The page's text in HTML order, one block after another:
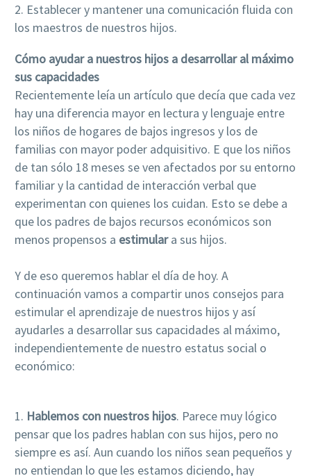
2. Establecer y mantener una comunicación fluida con
los maestros de nuestros hijos.
Cómo ayudar a nuestros hijos a desarrollar al máximo
sus capacidades
Recientemente leía un artículo que decía que cada vez
hay una diferencia mayor en lectura y lenguaje entre
los niños de hogares de bajos ingresos y los de
familias con mayor poder adquisitivo. E que los niños
de tan sólo 18 meses se ven afectados por su entorno
familiar y la cantidad de interacción verbal que
experimentan con quienes los cuidan. Esto se debe a
que los padres de bajos recursos económicos son
menos propensos a estimulara sus hijos.
Y de eso queremos hablar el día de hoy. A
continuación vamos a compartir unos consejos para
estimular el aprendizaje de nuestros hijos y así
ayudarles a desarrollar sus capacidades al máximo,
independientemente de nuestro estatus social o
económico:
1. Hablemos con nuestros hijos. Parece muy lógico
pensar que los padres hablan con sus hijos, pero no
siempre es así. Aun cuando los niños sean pequeños y
no entiendan lo que les estamos diciendo, hay